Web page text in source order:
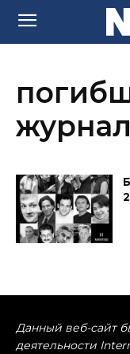
Данный веб-сайт
деятельности